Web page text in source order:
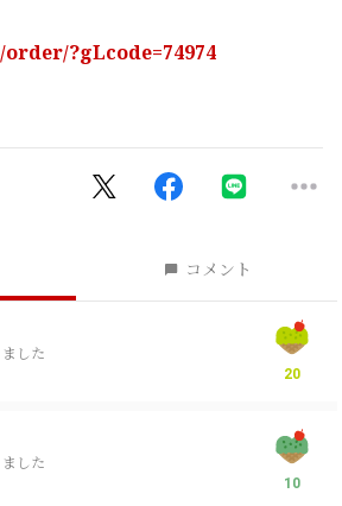
?gLcode=74974
コメント
した
20
した
10